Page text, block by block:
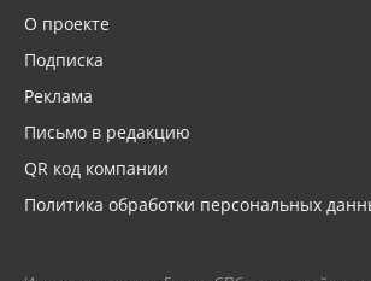
О проекте
Подписка
Реклама
Письмо в редакцию
QR код компании
Политика обработки персональных